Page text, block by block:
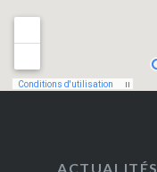
ACTUALITÉS